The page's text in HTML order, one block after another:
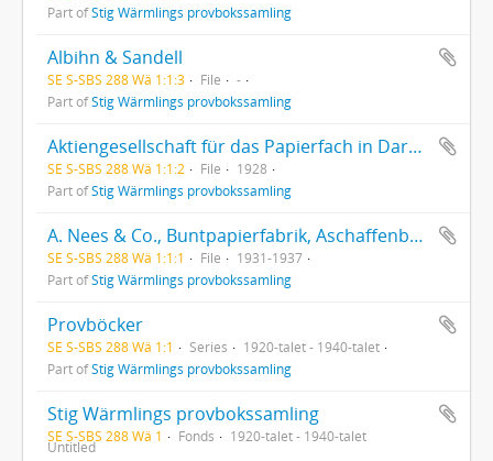
Part ofStig Wärmlings provbokssamling
Albihn & Sandell
SE S-SBS 288 Wä 1:1:3 File
-
Part ofStig Wärmlings provbokssamling
Aktiengesellschaft für das Papierfach in Darmstadt
SE S-SBS 288 Wä 1:1:2 File
1928
Part ofStig Wärmlings provbokssamling
A. Nees & Co., Buntpapierfabrik, Aschaffenburg
SE S-SBS 288 Wä 1:1:1 File
1931-1937
Part ofStig Wärmlings provbokssamling
Provböcker
SE S-SBS 288 Wä 1:1 Series
1920-talet - 1940-talet
Part ofStig Wärmlings provbokssamling
Stig Wärmlings provbokssamling
SE S-SBS 288 Wä 1 Fonds 1920-talet - 1940-talet
Untitled